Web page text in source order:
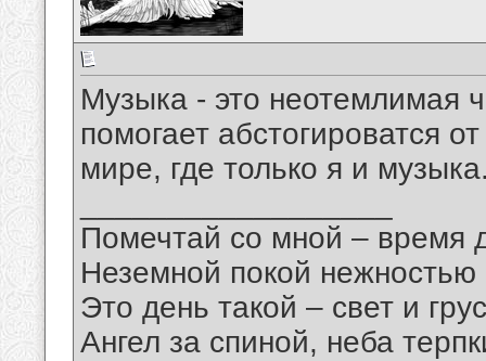
Музыка - это неотемлимая
помогает абстогироватся
мире, где только я и
Помечтай со мной – время
Неземной покой нежностью
Это день такой – свет и
Ангел за спиной, неба